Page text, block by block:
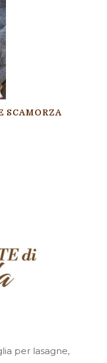
SCAMORZA
per lasagne,